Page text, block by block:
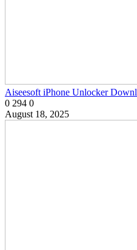
Aiseesoft iPhone Unlocker
0 294 0
August 18, 2025